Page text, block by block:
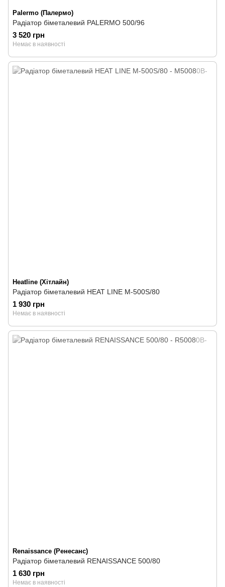
Palermo (Палермо)
Радіатор біметалевий PALERMO 500/96
3 520 грн
Немає в наявності
Heatline (Хітлайн)
Радіатор біметалевий HEAT LINE М-500S/80
1 930 грн
Немає в наявності
Renaissance (Ренесанс)
Радіатор біметалевий RENAISSANCE 500/80
1 630 грн
Немає в наявності